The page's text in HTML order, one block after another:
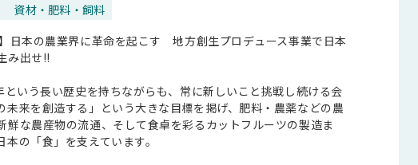
資材・肥料・飼料
】日本の農業界に革命を起こす 地方創生プロデュース事業で日本
み出せ!!
いう長い歴史を持ちながらも、常に新しいこと挑戦し続ける会
未来を創造する」という大きな目標を掲げ、肥料・農薬などの農
鮮な農産物の流通、そして食卓を彩るカットフルーツの製造ま
の「食」を支えています。